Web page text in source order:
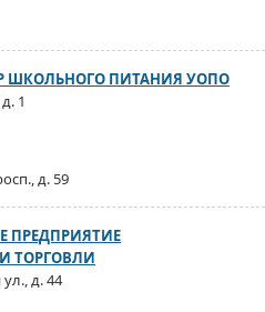
ШКОЛЬНОГО ПИТАНИЯ УОПО
1
д. 59
ПРЕДПРИЯТИЕ
ТОРГОВЛИ
д. 44